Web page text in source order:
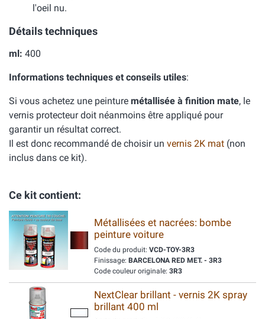
l'oeil nu.
Détails techniques
ml: 400
Informations techniques et conseils utiles:
Si vous achetez une peinture métallisée à finition mate, le
vernis protecteur doit néanmoins être appliqué pour
garantir un résultat correct.
Il est donc recommandé de choisir un vernis 2K mat (non
inclus dans ce kit).
Ce kit contient:
Métallisées et nacrées: bombe
peinture voiture
Code du produit: VCD-TOY-3R3
Finissage: BARCELONA RED MET. - 3R3
Code couleur originale: 3R3
NextClear brillant - vernis 2K spray
brillant 400 ml